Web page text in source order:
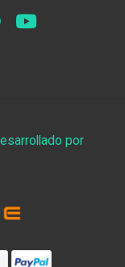
por